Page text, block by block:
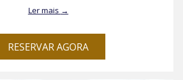
Ler mais
RESERVAR AGORA